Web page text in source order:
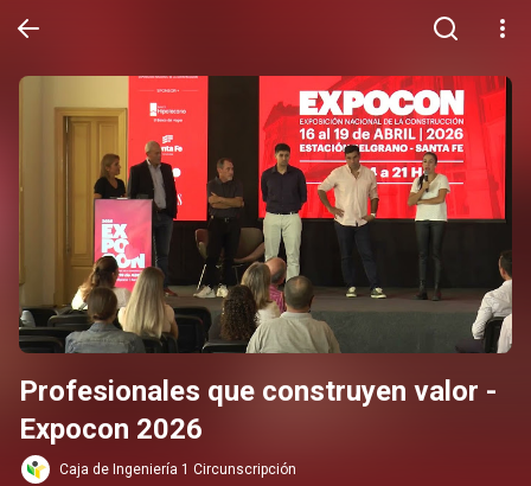
Profesionales que construyen valor -
Expocon 2026
Caja de Ingeniería 1 Circunscripción